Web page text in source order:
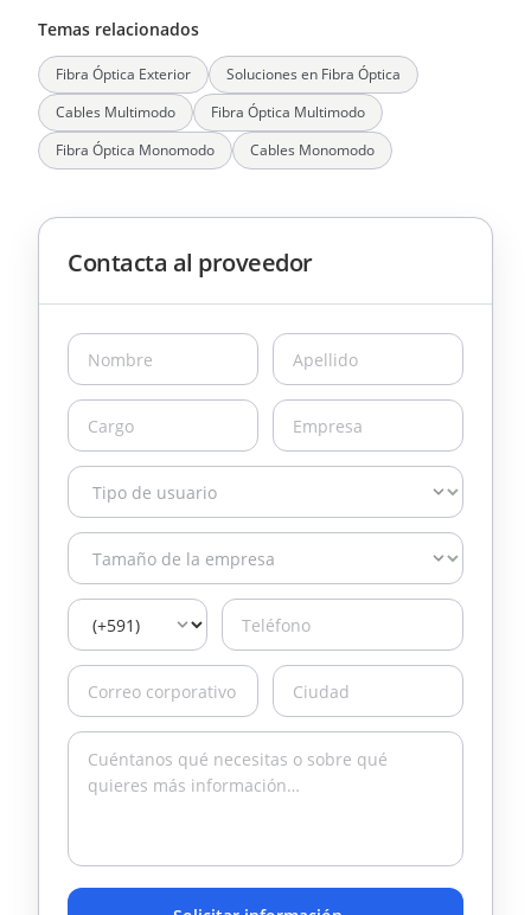
Temas relacionados
Fibra Óptica Exterior
Soluciones en Fibra Óptica
Cables Multimodo
Fibra Óptica Multimodo
Fibra Óptica Monomodo
Cables Monomodo
Contacta al proveedor